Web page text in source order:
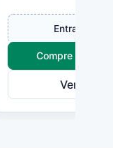
de 13,56 MHz.
Entrar e
Compre pelo
Ver